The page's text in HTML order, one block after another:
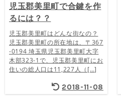
児玉郡美里町で合鍵を作
るには？？
児玉郡美里町はどんな街なの？
児玉郡美里町の所在地は、〒367
-0194 埼玉県児玉郡美里町大字
木部323-1で、児玉郡美里町にお
住いの総人口は11,227人（[…]
2018-11-08